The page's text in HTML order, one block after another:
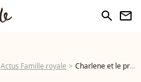
search newsletter
Actus Famille royale Charlene et le prince Albert de Monaco avec leurs jumeaux Gabriella et Jacques, la jeune princesse mise à l'honneur